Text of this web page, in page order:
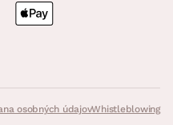
osobných údajovWhistleblowing